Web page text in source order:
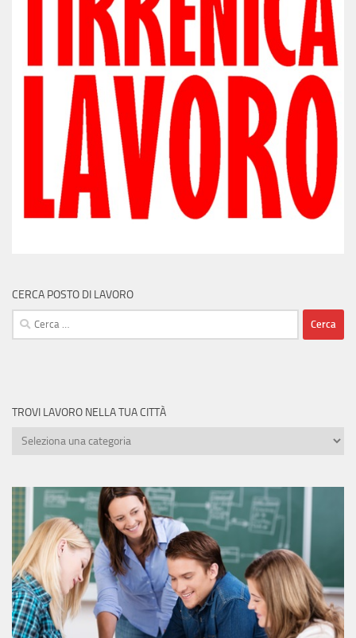
CERCA POSTO DI LAVORO
Ricerca
per:
TROVI LAVORO NELLA TUA CITTÀ
Trovi
tua
città